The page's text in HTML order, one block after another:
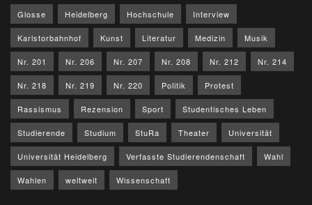
Glosse Heidelberg Hochschule Interview
Karlstorbahnhof Kunst Literatur Medizin Musik
Nr. 201 Nr. 206 Nr. 207 Nr. 208 Nr. 212 Nr. 214
Nr. 218 Nr. 219 Nr. 220 Politik Protest
Rassismus Rezension Sport Studentisches Leben
Studierende Studium StuRa Theater Universität
Universität Heidelberg Verfasste Studierendenschaft Wahl
Wahlen weltweit Wissenschaft